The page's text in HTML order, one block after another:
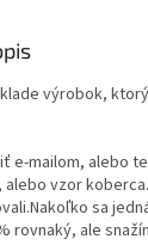
výrobok,
e-mailom, alebo
alebo vzor
sa
rovnaký, ale